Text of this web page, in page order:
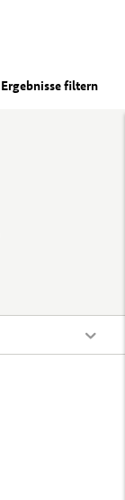
Ergebnisse filtern